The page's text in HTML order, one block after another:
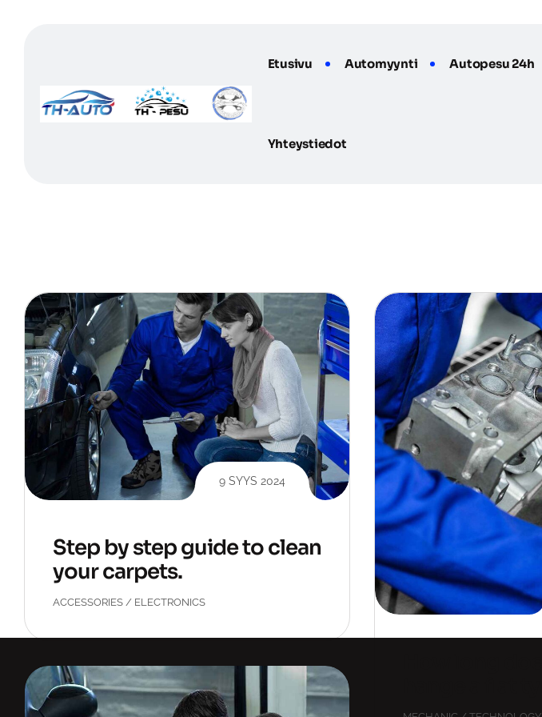
Etusivu Automyynti Autopesu 24h
Yhteystiedot
9 SYYS 2024
Step by step guide to clean
your carpets.
ACCESSORIES / ELECTRONICS